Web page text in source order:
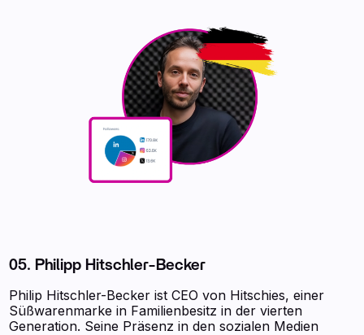
05. Philipp Hitschler-Becker
Philip Hitschler-Becker ist CEO von Hitschies, einer
Süßwarenmarke in Familienbesitz in der vierten
Generation. Seine Präsenz in den sozialen Medien